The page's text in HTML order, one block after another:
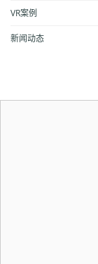
VR案例
新闻动态